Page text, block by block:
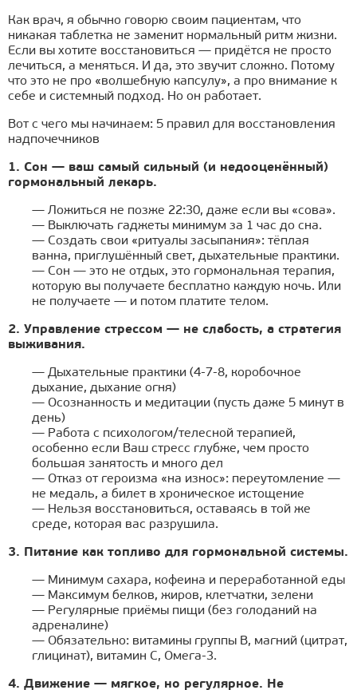
Как врач, я обычно говорю своим пациентам, что
никакая таблетка не заменит нормальный ритм жизни.
Если вы хотите восстановиться — придётся не просто
лечиться, а меняться. И да, это звучит сложно. Потому
что это не про «волшебную капсулу», а про внимание к
себе и системный подход. Но он работает.
Вот с чего мы начинаем: 5 правил для восстановления
надпочечников
1. Сон — ваш самый сильный (и недооценённый)
гормональный лекарь.
— Ложиться не позже 22:30, даже если вы «сова».
— Выключать гаджеты минимум за 1 час до сна.
— Создать свои «ритуалы засыпания»: тёплая
ванна, приглушённый свет, дыхательные практики.
— Сон — это не отдых, это гормональная терапия,
которую вы получаете бесплатно каждую ночь. Или
не получаете — и потом платите телом.
2. Управление стрессом — не слабость, а стратегия
выживания.
— Дыхательные практики (4-7-8, коробочное
дыхание, дыхание огня)
— Осознанность и медитации (пусть даже 5 минут в
день)
— Работа с психологом/телесной терапией,
особенно если Ваш стресс глубже, чем просто
большая занятость и много дел
— Отказ от героизма «на износ»: переутомление —
не медаль, а билет в хроническое истощение
— Нельзя восстановиться, оставаясь в той же
среде, которая вас разрушила.
3. Питание как топливо для гормональной системы.
— Минимум сахара, кофеина и переработанной еды
— Максимум белков, жиров, клетчатки, зелени
— Регулярные приёмы пищи (без голоданий на
адреналине)
— Обязательно: витамины группы B, магний (цитрат,
глицинат), витамин C, Омега-3.
4. Движение — мягкое, но регулярное. Не